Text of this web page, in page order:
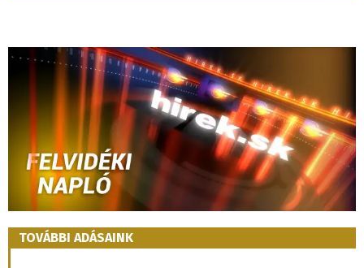
TOVÁBBI ADÁSAINK